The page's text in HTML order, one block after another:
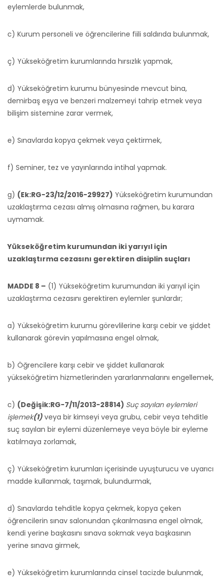
eylemlerde bulunmak,
c) Kurum personeli ve öğrencilerine fiili saldırıda bulunmak,
ç) Yükseköğretim kurumlarında hırsızlık yapmak,
d) Yükseköğretim kurumu bünyesinde mevcut bina,
demirbaş eşya ve benzeri malzemeyi tahrip etmek veya
bilişim sistemine zarar vermek,
e) Sınavlarda kopya çekmek veya çektirmek,
f) Seminer, tez ve yayınlarında intihal yapmak.
g) (Ek:RG-23/12/2016-29927) Yükseköğretim kurumundan
uzaklaştırma cezası almış olmasına rağmen, bu karara
uymamak.
Yükseköğretim kurumundan iki yarıyıl için
uzaklaştırma cezasını gerektiren disiplin suçları
MADDE 8 – (1) Yükseköğretim kurumundan iki yarıyıl için
uzaklaştırma cezasını gerektiren eylemler şunlardır;
a) Yükseköğretim kurumu görevlilerine karşı cebir ve şiddet
kullanarak görevin yapılmasına engel olmak,
b) Öğrencilere karşı cebir ve şiddet kullanarak
yükseköğretim hizmetlerinden yararlanmalarını engellemek,
c) (Değişik:RG-7/11/2013-28814) Suç sayılan eylemleri
işlemek(1) veya bir kimseyi veya grubu, cebir veya tehditle
suç sayılan bir eylemi düzenlemeye veya böyle bir eyleme
katılmaya zorlamak,
ç) Yükseköğretim kurumları içerisinde uyuşturucu ve uyarıcı
madde kullanmak, taşımak, bulundurmak,
d) Sınavlarda tehditle kopya çekmek, kopya çeken
öğrencilerin sınav salonundan çıkarılmasına engel olmak,
kendi yerine başkasını sınava sokmak veya başkasının
yerine sınava girmek,
e) Yükseköğretim kurumlarında cinsel tacizde bulunmak,